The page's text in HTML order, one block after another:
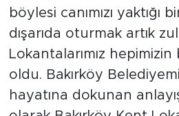
böylesi canımızı yaktığı
dışarıda oturmak artık
Lokantalarımız
oldu. Bakırköy
hayatına dokunan